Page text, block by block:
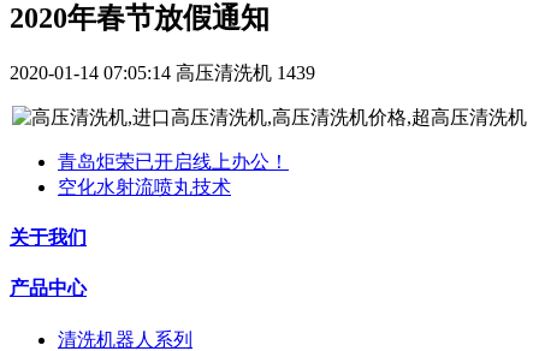
2020年春节放假通知
2020-01-14 07:05:14 高压清洗机 1439
青岛炬荣已开启线上办公！
空化水射流喷丸技术
关于我们
产品中心
清洗机器人系列